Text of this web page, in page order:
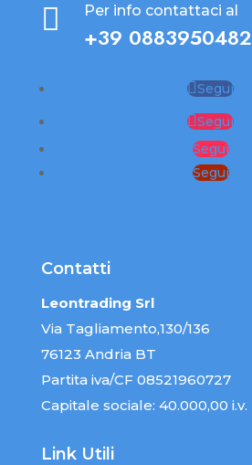
 Per info contattaci al
+39 0883950482
Segui
Segui
Segui
Segui
Contatti
Leontrading Srl
Via Tagliamento,130/136
76123 Andria BT
Partita iva/CF 08521960727
Capitale sociale: 40.000,00 i.v.
Link Utili